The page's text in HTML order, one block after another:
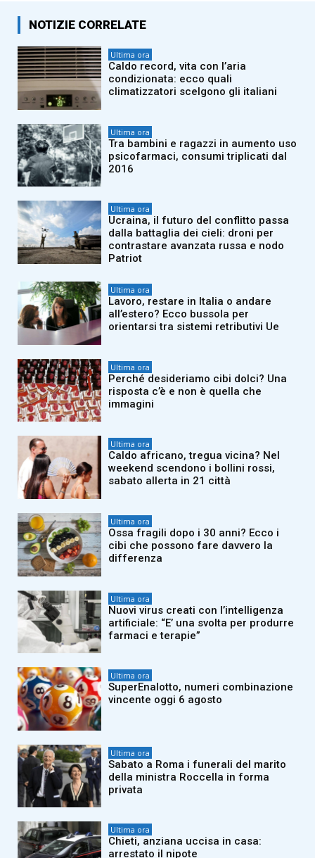
NOTIZIE CORRELATE
Ultima ora
Caldo record, vita con l’aria
condizionata: ecco quali
climatizzatori scelgono gli italiani
Ultima ora
Tra bambini e ragazzi in aumento uso
psicofarmaci, consumi triplicati dal
2016
Ultima ora
Ucraina, il futuro del conflitto passa
dalla battaglia dei cieli: droni per
contrastare avanzata russa e nodo
Patriot
Ultima ora
Lavoro, restare in Italia o andare
all’estero? Ecco bussola per
orientarsi tra sistemi retributivi Ue
Ultima ora
Perché desideriamo cibi dolci? Una
risposta c’è e non è quella che
immagini
Ultima ora
Caldo africano, tregua vicina? Nel
weekend scendono i bollini rossi,
sabato allerta in 21 città
Ultima ora
Ossa fragili dopo i 30 anni? Ecco i
cibi che possono fare davvero la
differenza
Ultima ora
Nuovi virus creati con l’intelligenza
artificiale: “E’ una svolta per produrre
farmaci e terapie”
Ultima ora
SuperEnalotto, numeri combinazione
vincente oggi 6 agosto
Ultima ora
Sabato a Roma i funerali del marito
della ministra Roccella in forma
privata
Ultima ora
Chieti, anziana uccisa in casa:
arrestato il nipote